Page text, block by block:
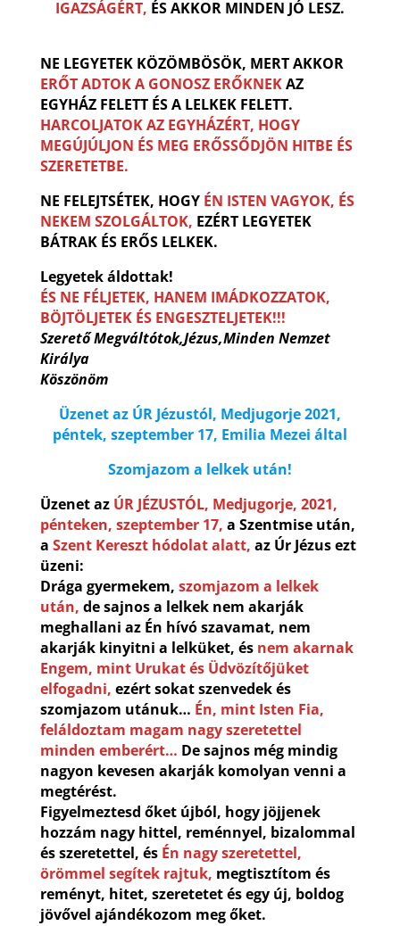
IGAZSÁGÉRT, ÉS AKKOR MINDEN JÓ LESZ.
NE LEGYETEK KÖZÖMBÖSÖK, MERT AKKOR
ERŐT ADTOK A GONOSZ ERŐKNEKAZ
EGYHÁZ FELETT ÉS A LELKEK FELETT.
HARCOLJATOK AZ EGYHÁZÉRT, HOGY
MEGÚJÚLJON ÉS MEG ERŐSSŐDJÖN HITBE ÉS
SZERETETBE.
NE FELEJTSÉTEK, HOGY ÉN ISTEN VAGYOK, ÉS
NEKEM SZOLGÁLTOK, EZÉRT LEGYETEK
BÁTRAK ÉS ERŐS LELKEK.
Legyetek áldottak!
ÉS NE FÉLJETEK, HANEM IMÁDKOZZATOK,
BÖJTÖLJETEK ÉS ENGESZTELJETEK!!!
Szerető Megváltótok,Jézus,Minden Nemzet
Királya
Köszönöm
Üzenet az ÚR Jézustól, Medjugorje 2021,
péntek, szeptember 17, Emilia Mezei által
Szomjazom a lelkek után!
Üzenet az ÚR JÉZUSTÓL, Medjugorje, 2021,
pénteken, szeptember 17, a Szentmise után,
a Szent Kereszt hódolat alatt, az Úr Jézus ezt
üzeni:
Drága gyermekem, szomjazom a lelkek
után, de sajnos a lelkek nem akarják
meghallani az Én hívó szavamat, nem
akarják kinyitni a lelküket, ésnem akarnak
Engem, mint Urukat és Üdvözítőjüket
elfogadni, ezért sokat szenvedek és
szomjazom utánuk… Én, mint Isten Fia,
feláldoztam magam nagy szeretettel
minden emberért… De sajnos még mindig
nagyon kevesen akarják komolyan venni a
megtérést.
Figyelmeztesd őket újból, hogy jöjjenek
hozzám nagy hittel, reménnyel, bizalommal
és szeretettel, ésÉn nagy szeretettel,
örömmel segítek rajtuk, megtisztítom és
reményt, hitet, szeretetet és egy új, boldog
jövővel ajándékozom meg őket.